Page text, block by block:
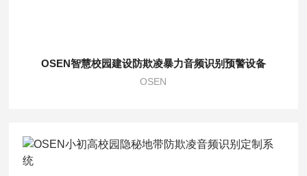
OSEN智慧校园建设防欺凌暴力音频识别预警设备
OSEN